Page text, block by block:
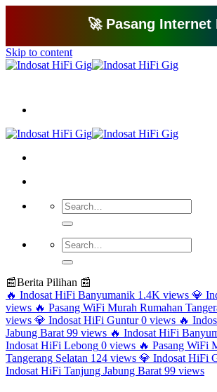
🚀 Pasang Internet
Skip to content
📰Berita Pilihan 📰
🔥 Indosat HiFi Banyumanik 1.4K views 💎
views 🔥 Pasang WiFi Murah Rumahan
views 💎 Indosat HiFi Guntur 0 views 🔥
Jabung Barat 99 views 🔥 Indosat HiFi
Indosat HiFi Lebong 0 views 🔥 Pasang WiFi
Tangerang Selatan 124 views 💎 Indosat HiFi
Indosat HiFi Tanjung Jabung Barat 99 views